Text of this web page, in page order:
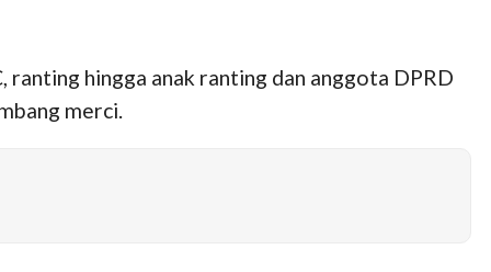
ranting hingga anak ranting dan anggota DPRD
merci.